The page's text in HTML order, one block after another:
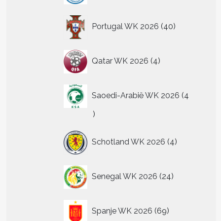
Portugal WK 2026 40
producten
Qatar WK 2026 4
producten
Saoedi-Arabië WK 2026 4
4
Schotland WK 2026 4
producten
Senegal WK 2026 24
producten
Spanje WK 2026 69
producten